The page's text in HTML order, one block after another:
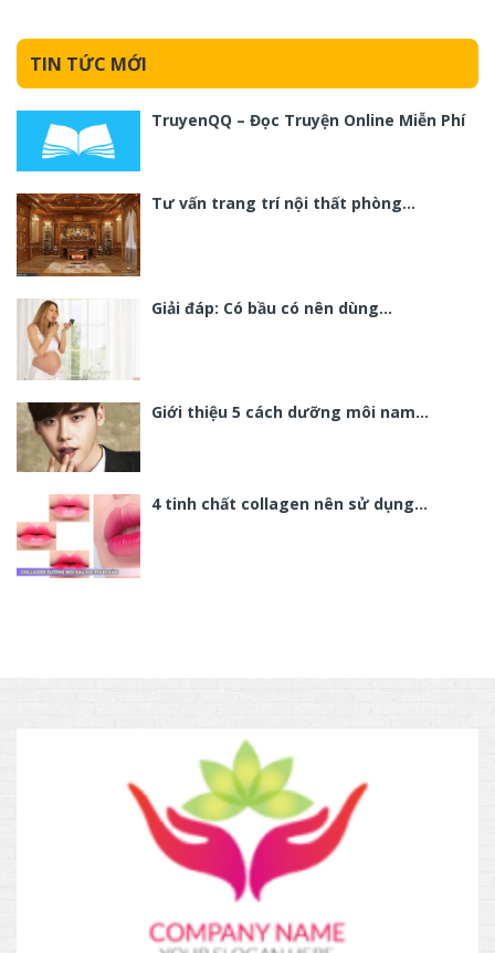
TIN TỨC MỚI
TruyenQQ – Đọc Truyện Online Miễn Phí
Tư vấn trang trí nội thất phòng…
Giải đáp: Có bầu có nên dùng…
Giới thiệu 5 cách dưỡng môi nam…
4 tinh chất collagen nên sử dụng…